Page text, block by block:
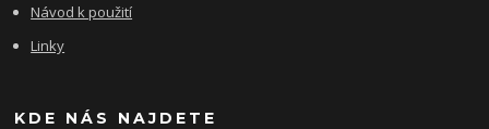
Návod k použití
Linky
KDE NÁS NAJDETE